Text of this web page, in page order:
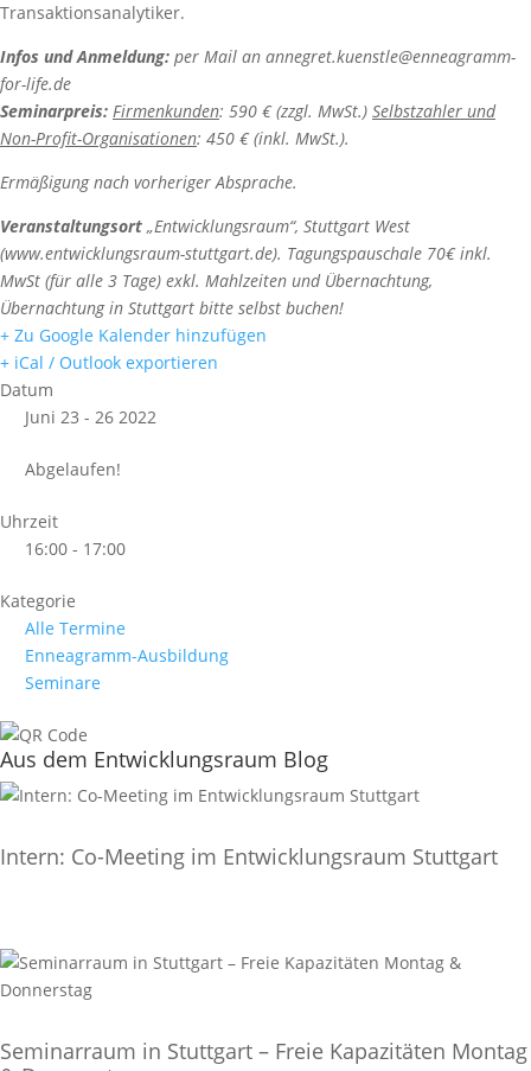
Transaktionsanalytiker.
Infos und Anmeldung: per Mail an annegret.kuenstle@enneagramm-
for-life.de
Seminarpreis: Firmenkunden: 590 € (zzgl. MwSt.) Selbstzahler und
Non-Profit-Organisationen: 450 € (inkl. MwSt.).
Ermäßigung nach vorheriger Absprache.
Veranstaltungsort „Entwicklungsraum“, Stuttgart West
(www.entwicklungsraum-stuttgart.de). Tagungspauschale 70€ inkl.
MwSt (für alle 3 Tage) exkl. Mahlzeiten und Übernachtung,
Übernachtung in Stuttgart bitte selbst buchen!
+ Zu Google Kalender hinzufügen
+ iCal / Outlook exportieren
Datum
Juni 23 - 26 2022
Abgelaufen!
Uhrzeit
16:00 - 17:00
Kategorie
Alle Termine
Enneagramm-Ausbildung
Seminare
Aus dem Entwicklungsraum Blog
Intern: Co-Meeting im Entwicklungsraum Stuttgart
Seminarraum in Stuttgart – Freie Kapazitäten Montag